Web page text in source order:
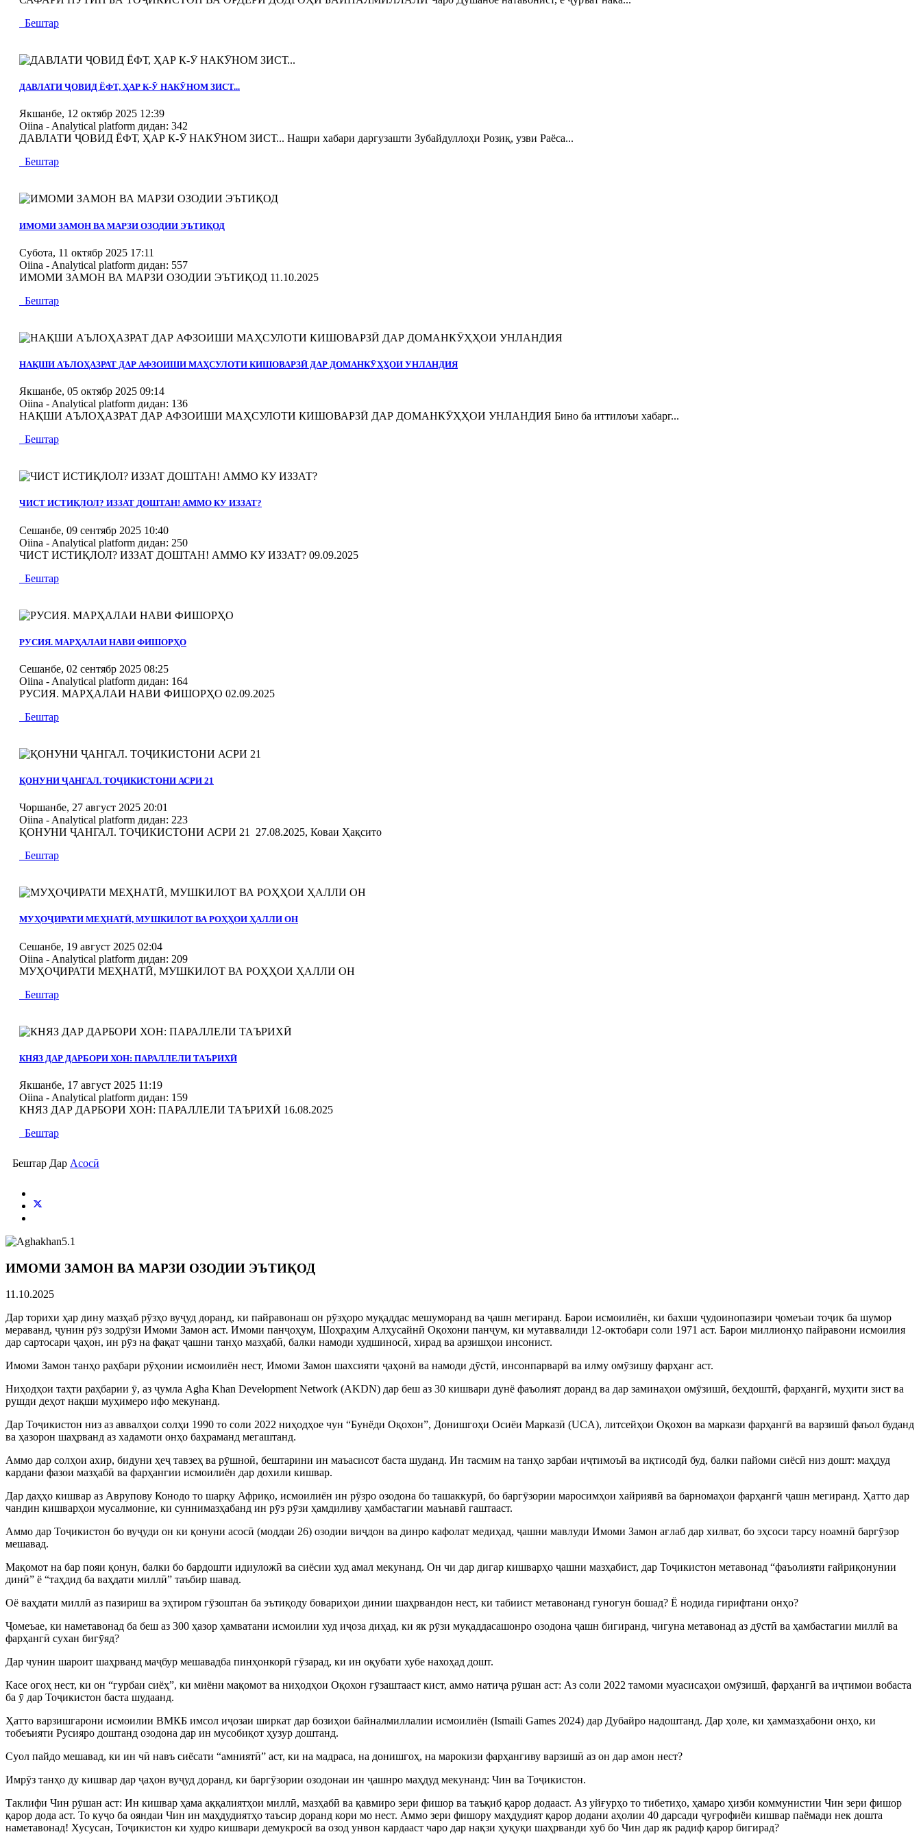
Бештар
ДАВЛАТИ ҶОВИД ЁФТ, ҲАР К-Ӯ НАКӮНОМ ЗИСТ...
Якшанбе, 12 октябр 2025 12:39
Oiina - Analytical platform дидан: 342
ДАВЛАТИ ҶОВИД ЁФТ, ҲАР К-Ӯ НАКӮНОМ ЗИСТ... Нашри хабари даргузашти Зубайдуллоҳи Розиқ, узви Раёса...
Бештар
ИМОМИ ЗАМОН ВА МАРЗИ ОЗОДИИ ЭЪТИҚОД
Субота, 11 октябр 2025 17:11
Oiina - Analytical platform дидан: 557
ИМОМИ ЗАМОН ВА МАРЗИ ОЗОДИИ ЭЪТИҚОД 11.10.2025
Бештар
НАҚШИ АЪЛОҲАЗРАТ ДАР АФЗОИШИ МАҲСУЛОТИ КИШОВАРЗӢ ДАР ДОМАНКӮҲҲОИ УНЛАНДИЯ
Якшанбе, 05 октябр 2025 09:14
Oiina - Analytical platform дидан: 136
НАҚШИ АЪЛОҲАЗРАТ ДАР АФЗОИШИ МАҲСУЛОТИ КИШОВАРЗӢ ДАР ДОМАНКӮҲҲОИ УНЛАНДИЯ Бино ба иттилоъи хабарг...
Бештар
ЧИСТ ИСТИҚЛОЛ? ИЗЗАТ ДОШТАН! АММО КУ ИЗЗАТ?
Сешанбе, 09 сентябр 2025 10:40
Oiina - Analytical platform дидан: 250
ЧИСТ ИСТИҚЛОЛ? ИЗЗАТ ДОШТАН! АММО КУ ИЗЗАТ? 09.09.2025
Бештар
РУСИЯ. МАРҲАЛАИ НАВИ ФИШОРҲО
Сешанбе, 02 сентябр 2025 08:25
Oiina - Analytical platform дидан: 164
РУСИЯ. МАРҲАЛАИ НАВИ ФИШОРҲО 02.09.2025
Бештар
ҚОНУНИ ҶАНГАЛ. ТОҶИКИСТОНИ АСРИ 21
Чоршанбе, 27 август 2025 20:01
Oiina - Analytical platform дидан: 223
ҚОНУНИ ҶАНГАЛ. ТОҶИКИСТОНИ АСРИ 21 27.08.2025, Коваи Ҳақсито
Бештар
МУҲОҶИРАТИ МЕҲНАТӢ, МУШКИЛОТ ВА РОҲҲОИ ҲАЛЛИ ОН
Сешанбе, 19 август 2025 02:04
Oiina - Analytical platform дидан: 209
МУҲОҶИРАТИ МЕҲНАТӢ, МУШКИЛОТ ВА РОҲҲОИ ҲАЛЛИ ОН
Бештар
КНЯЗ ДАР ДАРБОРИ ХОН: ПАРАЛЛЕЛИ ТАЪРИХӢ
Якшанбе, 17 август 2025 11:19
Oiina - Analytical platform дидан: 159
КНЯЗ ДАР ДАРБОРИ ХОН: ПАРАЛЛЕЛИ ТАЪРИХӢ 16.08.2025
Бештар
Бештар Дар Асосӣ
ИМОМИ ЗАМОН ВА МАРЗИ ОЗОДИИ ЭЪТИҚОД
11.10.2025
Дар торихи ҳар дину мазҳаб рӯзҳо вуҷуд доранд, ки пайравонаш он рӯзҳоро муқаддас мешуморанд ва ҷашн мегиранд. Барои исмоилиён, ки бахши ҷудоинопазири ҷомеъаи тоҷик ба шумор
мераванд, ҷунин рӯз зодрӯзи Имоми Замон аст. Имоми панҷоҳум, Шоҳраҳим Алҳусайнӣ Оқохони панҷум, ки мутаввалиди 12-октобари соли 1971 аст. Барои миллионҳо пайравони исмоилия
дар сартосари ҷаҳон, ин рӯз на фақат ҷашни танҳо мазҳабӣ, балки намоди худшиносӣ, хирад ва арзишҳои инсонист.
Имоми Замон танҳо раҳбари рӯҳонии исмоилиён нест, Имоми Замон шахсияти ҷаҳонӣ ва намоди дӯстӣ, инсонпарварӣ ва илму омӯзишу фарҳанг аст.
Ниҳодҳои таҳти раҳбарии ӯ, аз ҷумла Agha Khan Development Network (AKDN) дар беш аз 30 кишвари дунё фаъолият доранд ва дар заминаҳои омӯзишӣ, беҳдоштӣ, фарҳангӣ, муҳити зист ва
рушди деҳот нақши муҳимеро ифо мекунанд.
Дар Тоҷикистон низ аз аввалҳои солҳи 1990 то соли 2022 ниҳодҳое чун “Бунёди Оқохон”, Донишгоҳи Осиёи Марказӣ (UCA), литсейҳои Оқохон ва маркази фарҳангӣ ва варзишӣ фаъол буданд
ва ҳазорон шаҳрванд аз хадамоти онҳо баҳраманд мегаштанд.
Аммо дар солҳои ахир, бидуни ҳеҷ тавзеҳ ва рӯшноӣ, бештарини ин маъасисот баста шуданд. Ин тасмим на танҳо зарбаи иҷтимоъӣ ва иқтисодӣ буд, балки пайоми сиёсӣ низ дошт: маҳдуд
кардани фазои мазҳабӣ ва фарҳангии исмоилиён дар дохили кишвар.
Дар даҳҳо кишвар аз Аврупову Конодо то шарқу Африқо, исмоилиён ин рӯзро озодона бо ташаккурӣ, бо баргӯзории маросимҳои хайриявӣ ва барномаҳои фарҳангӣ ҷашн мегиранд. Ҳатто дар
чандин кишварҳои мусалмоние, ки суннимазҳабанд ин рӯз рӯзи ҳамдиливу ҳамбастагии маънавӣ гаштааст.
Аммо дар Тоҷикистон бо вуҷуди он ки қонуни асосӣ (моддаи 26) озодии виҷдон ва динро кафолат медиҳад, ҷашни мавлуди Имоми Замон ағлаб дар хилват, бо эҳсоси тарсу ноамнӣ баргӯзор
мешавад.
Мақомот на бар пояи қонун, балки бо бардошти идиуложӣ ва сиёсии худ амал мекунанд. Он чи дар дигар кишварҳо ҷашни мазҳабист, дар Тоҷикистон метавонад “фаъолияти ғайриқонунии
динӣ” ё “таҳдид ба ваҳдати миллӣ” таъбир шавад.
Оё ваҳдати миллӣ аз пазириш ва эҳтиром гӯзоштан ба эътиқоду бовариҳои динии шаҳрвандон нест, ки табиист метавонанд гуногун бошад? Ё нодида гирифтани онҳо?
Ҷомеъае, ки наметавонад ба беш аз 300 ҳазор ҳамватани исмоилии худ иҷоза диҳад, ки як рӯзи муқаддасашонро озодона ҷашн бигиранд, чигуна метавонад аз дӯстӣ ва ҳамбастагии миллӣ ва
фарҳангӣ сухан бигӯяд?
Дар чунин шароит шаҳрванд маҷбур мешавадба пинҳонкорӣ гӯзарад, ки ин оқубати хубе нахоҳад дошт.
Касе огоҳ нест, ки он “гурбаи сиёҳ”, ки миёни мақомот ва ниҳодҳои Оқохон гӯзаштааст кист, аммо натиҷа рӯшан аст: Аз соли 2022 тамоми муасисаҳои омӯзишӣ, фарҳангӣ ва иҷтимои вобаста
ба ӯ дар Тоҷикистон баста шудаанд.
Ҳатто варзишгарони исмоилии ВМКБ имсол иҷозаи ширкат дар бозиҳои байналмиллалии исмоилиён (Ismaili Games 2024) дар Дубайро надоштанд. Дар ҳоле, ки ҳаммазҳабони онҳо, ки
тобеъияти Русияро доштанд озодона дар ин мусобиқот ҳузур доштанд.
Суол пайдо мешавад, ки ин чӣ навъ сиёсати “амниятӣ” аст, ки на мадраса, на донишгоҳ, на марокизи фарҳангиву варзишӣ аз он дар амон нест?
Имрӯз танҳо ду кишвар дар ҷаҳон вуҷуд доранд, ки баргӯзории озодонаи ин ҷашнро маҳдуд мекунанд: Чин ва Тоҷикистон.
Таклифи Чин рӯшан аст: Ин кишвар ҳама аққалиятҳои миллӣ, мазҳабӣ ва қавмиро зери фишор ва таъқиб қарор додааст. Аз уйғурҳо то тибетиҳо, ҳамаро ҳизби коммунистии Чин зери фишор
қарор дода аст. То куҷо ба ояндаи Чин ин маҳдудиятҳо таъсир доранд кори мо нест. Аммо зери фишору маҳдудият қарор додани аҳолии 40 дарсади ҷуғрофиёи кишвар паёмади нек дошта
наметавонад! Хусусан, Тоҷикистон ки худро кишвари демукросӣ ва озод унвон кардааст чаро дар нақзи ҳуқуқи шаҳрванди хуб бо Чин дар як радиф қарор бигирад?